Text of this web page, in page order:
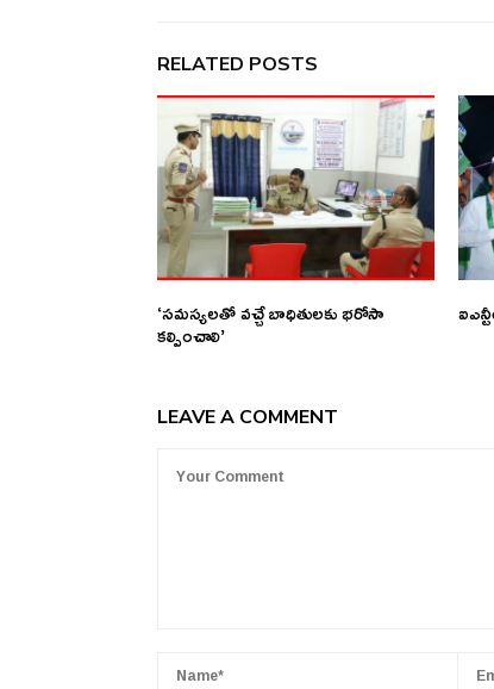
RELATED POSTS
‘సమస్యలతో వచ్చే బాధితులకు భరోసా
కల్పించాలి’
LEAVE A COMMENT